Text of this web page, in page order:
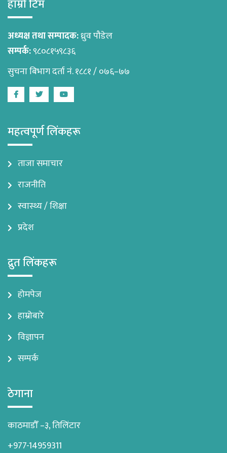
हाम्रो टिम
अध्यक्ष तथा सम्पादक:ध्रुव पौडेल
सम्पर्क:९८०८१५९८३६
सुचना बिभाग दर्ता नं. १८८१ / ०७६–७७
FacebookTwitterYoutube
महत्वपूर्ण लिंकहरू
ताजा समाचार
राजनीति
स्वास्थ्य / शिक्षा
प्रदेश
द्रुत लिंकहरू
होमपेज
हाम्रोबारे
विज्ञापन
सम्पर्क
ठेगाना
काठमाडौँ –३, तिलिंटार
+977-14959311